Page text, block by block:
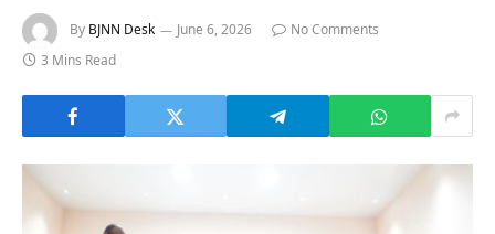
By BJNN Desk June 6, 2026
No Comments
3 Mins Read